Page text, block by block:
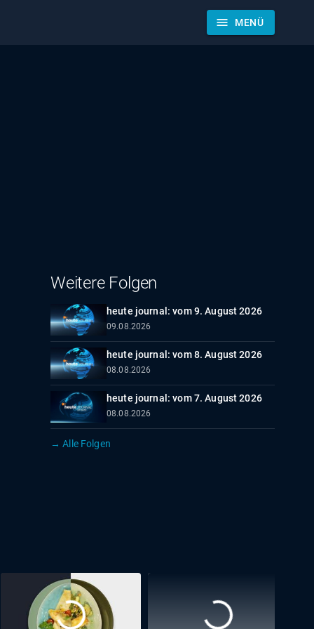
menu MENÜ
Weitere Folgen
heute journal: vom 9. August 2026
09.08.2026
heute journal: vom 8. August 2026
08.08.2026
heute journal: vom 7. August 2026
08.08.2026
→ Alle Folgen